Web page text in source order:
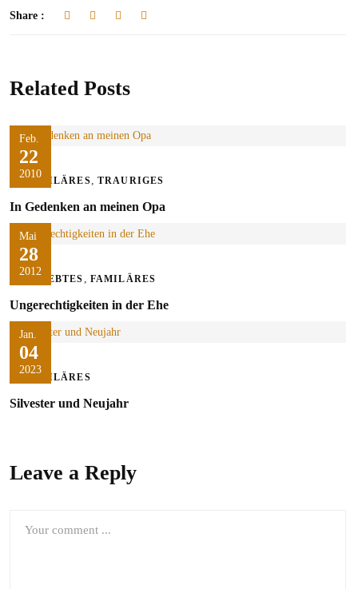
Share :
Related Posts
Feb.
22
2010
FAMILÄRES, TRAURIGES
In Gedenken an meinen Opa
Mai
28
2012
ERLEBTES , FAMILÄRES
Ungerechtigkeiten in der Ehe
Jan.
04
2023
FAMILÄRES
Silvester und Neujahr
Leave a Reply